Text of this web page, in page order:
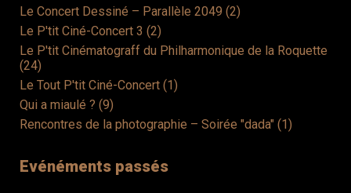
Le Concert Dessiné – Parallèle 2049 (2)
Le P'tit Ciné-Concert 3 (2)
Le P'tit Cinématograff du Philharmonique de la Roquette
(24)
Le Tout P'tit Ciné-Concert (1)
Qui a miaulé ? (9)
Rencontres de la photographie – Soirée "dada" (1)
Evénéments passés